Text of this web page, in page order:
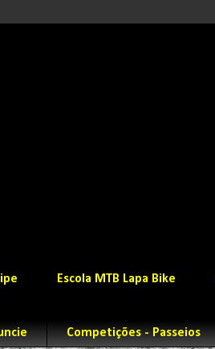
Escola MTB Lapa Bike
Competições - Passeios